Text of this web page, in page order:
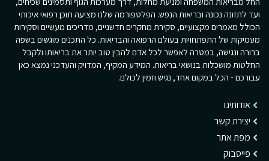
ועד לתזונה נכונה ובריאות הנפש. הפלטפורמה שלנו מציעה תוכן רפואי איכותי
הכולל מאמרים מקצועיים, סקירת מחקרים חדשניים, מדריכים מעשיים וסקירות
מעמיקות של התפתחויות בעולם הרפואה והבריאות. כל התכנים מוגשים בשפה
ברורה ונגישה, במטרה לאפשר לכל אדם להבין טוב יותר את בריאותו ולקבל
החלטות מושכלות בנושאי בריאות. המידע המקיף, המדויק והעדכני נמצא כאן
עבורכם - הכל במקום אחד, נגיש וזמין לכולם.
אודותינו
יצירת קשר
מפת אתר
פייסבוק